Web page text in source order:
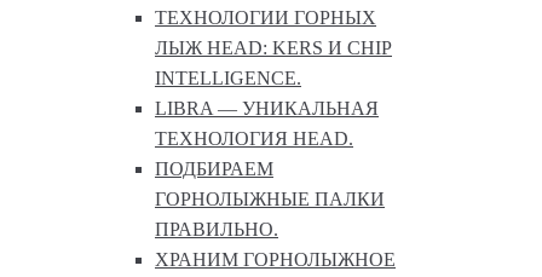
ТЕХНОЛОГИИ ГОРНЫХ
ЛЫЖ HEAD: KERS И CHIP
INTELLIGENCE.
LIBRA — УНИКАЛЬНАЯ
ТЕХНОЛОГИЯ HEAD.
ПОДБИРАЕМ
ГОРНОЛЫЖНЫЕ ПАЛКИ
ПРАВИЛЬНО.
ХРАНИМ ГОРНОЛЫЖНОЕ